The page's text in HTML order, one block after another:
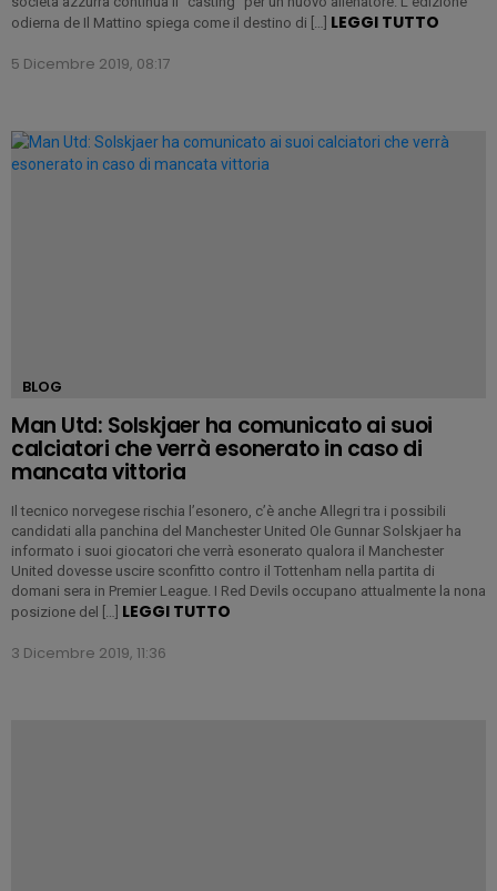
odierna de Il Mattino spiega come il destino di […] LEGGI TUTTO
5 Dicembre 2019, 08:17
BLOG
Man Utd: Solskjaer ha comunicato ai suoi
calciatori che verrà esonerato in caso di
mancata vittoria
Il tecnico norvegese rischia l’esonero, c’è anche Allegri tra i possibili
candidati alla panchina del Manchester United Ole Gunnar Solskjaer ha
informato i suoi giocatori che verrà esonerato qualora il Manchester
United dovesse uscire sconfitto contro il Tottenham nella partita di
domani sera in Premier League. I Red Devils occupano attualmente la nona
posizione del […] LEGGI TUTTO
3 Dicembre 2019, 11:36